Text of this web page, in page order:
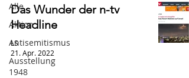
Alle
Aktion
Antisemitismus
Ausstellung
1948
Das Wunder der n-tv
Headline
LS
21. Apr. 2022